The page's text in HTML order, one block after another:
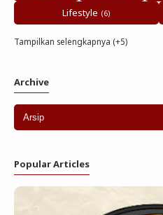
Lifestyle
Tampilkan selengkapnya (+5)
Archive
Popular Articles